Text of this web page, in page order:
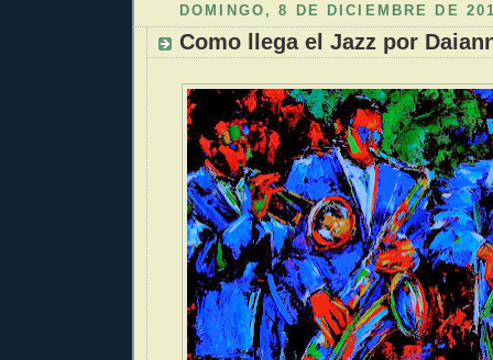
DOMINGO, 8 DE DICIEMBRE DE
Como llega el Jazz por